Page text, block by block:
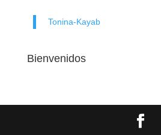
Tonina-Kayab
Bienvenidos